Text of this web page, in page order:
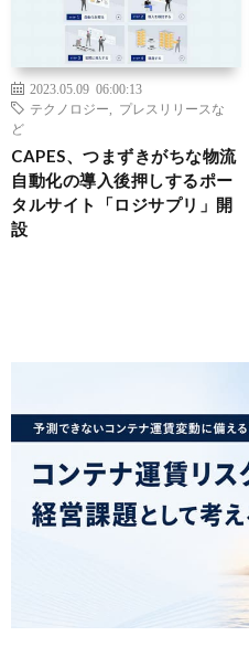
2023.05.09 06:00:13
テクノロジー
プレスリリースな
ど
CAPES、つまずきがちな物流
自動化の導入後押しするポー
タルサイト「ロジサプリ」開
設